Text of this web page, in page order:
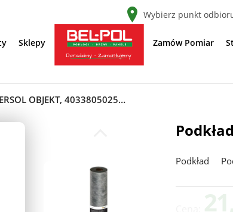
Wybierz punkt
Sklepy Zamów Pomiar
PODKŁAD UNIVERSOL OBJEKT, 4033805025172
Podkład